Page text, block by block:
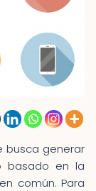
busca generar
basado en la
común. Para